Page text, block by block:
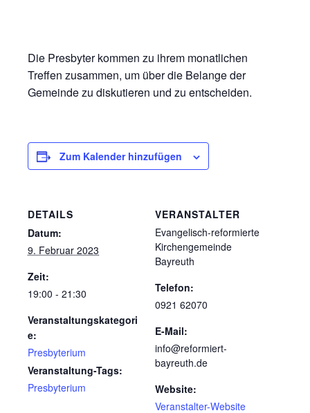
Die Presbyter kommen zu ihrem monatlichen
Treffen zusammen, um über die Belange der
Gemeinde zu diskutieren und zu entscheiden.
Zum Kalender hinzufügen
DETAILS
Datum:
9. Februar 2023
Zeit:
19:00 - 21:30
Veranstaltungskategori
e:
Presbyterium
Veranstaltung-Tags:
Presbyterium
VERANSTALTER
Evangelisch-reformierte
Kirchengemeinde
Bayreuth
Telefon:
0921 62070
E-Mail:
info@reformiert-
bayreuth.de
Website:
Veranstalter-Website